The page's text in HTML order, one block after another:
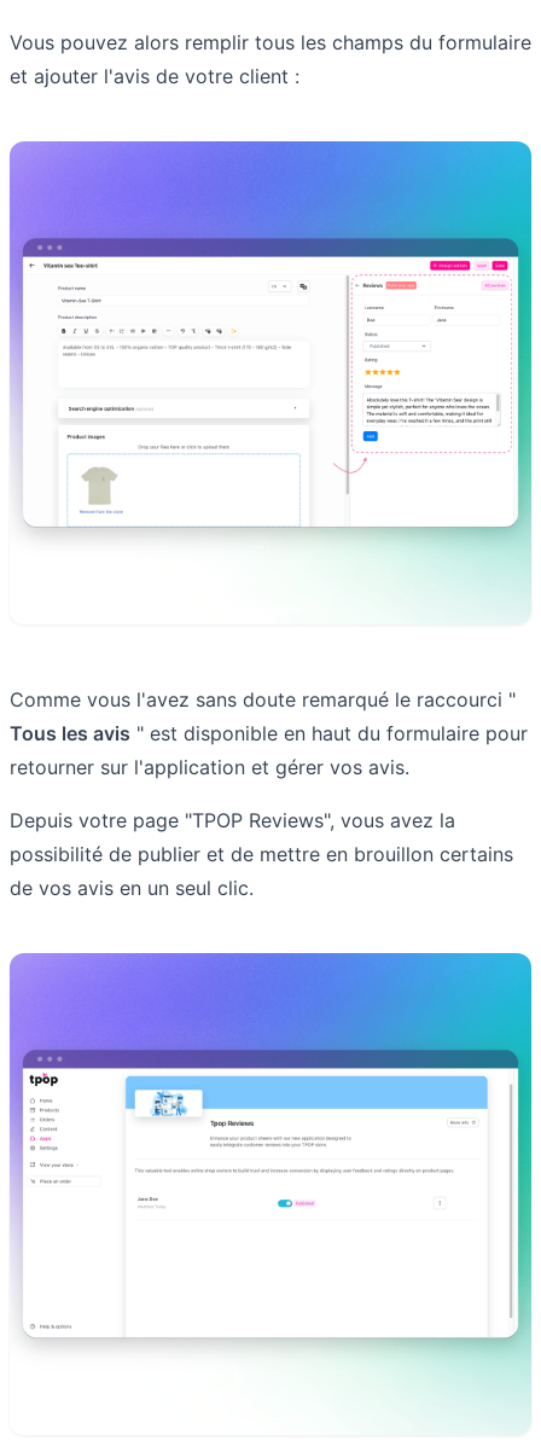
Vous pouvez alors remplir tous les champs du formulaire
et ajouter l'avis de votre client :
Comme vous l'avez sans doute remarqué le raccourci "
Tous les avis " est disponible en haut du formulaire pour
retourner sur l'application et gérer vos avis.
Depuis votre page "TPOP Reviews", vous avez la
possibilité de publier et de mettre en brouillon certains
de vos avis en un seul clic.